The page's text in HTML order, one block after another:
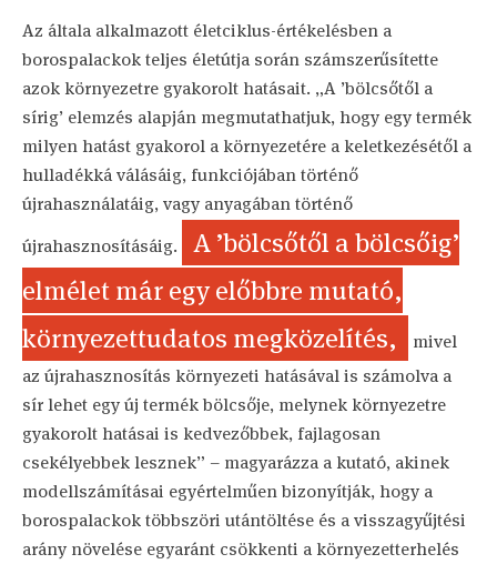
Az általa alkalmazott életciklus-értékelésben a
borospalackok teljes életútja során számszerűsítette
azok környezetre gyakorolt hatásait. „A ’bölcsőtől a
sírig’ elemzés alapján megmutathatjuk, hogy egy termék
milyen hatást gyakorol a környezetére a keletkezésétől a
hulladékká válásáig, funkciójában történő
újrahasználatáig, vagy anyagában történő
újrahasznosításáig.
A ’bölcsőtől a bölcsőig’
elmélet már egy előbbre mutató,
környezettudatos megközelítés,
mivel
az újrahasznosítás környezeti hatásával is számolva a
sír lehet egy új termék bölcsője, melynek környezetre
gyakorolt hatásai is kedvezőbbek, fajlagosan
csekélyebbek lesznek” – magyarázza a kutató, akinek
modellszámításai egyértelműen bizonyítják, hogy a
borospalackok többszöri utántöltése és a visszagyűjtési
arány növelése egyaránt csökkenti a környezetterhelés